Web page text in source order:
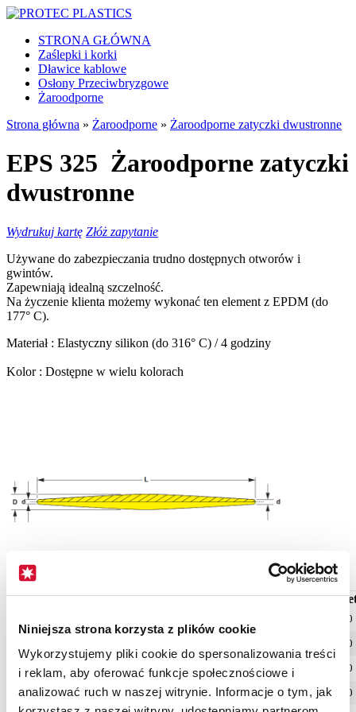
Niniejsza strona korzysta z plików cookie
Wykorzystujemy pliki cookie do spersonalizowania treści
i reklam, aby oferować funkcje społecznościowe i
analizować ruch w naszej witrynie. Informacje o tym, jak
STRONA GŁÓWNA
Zaślepki i korki
Dławice kablowe
Osłony Przeciwbryzgowe
Żaroodporne
Strona główna » Żaroodporne » Żaroodporne zatyczki dwustronne
EPS 325 Żaroodporne zatyczki
dwustronne
Wydrukuj kartę Złóż zapytanie
Używane do zabezpieczania trudno dostępnych otworów i
gwintów.
Zapewniają idealną szczelność.
Na życzenie klienta możemy wykonać ten element z EPDM (do
177° C).
Materiał : Elastyczny silikon (do 316° C) / 4 godziny
Kolor : Dostępne w wielu kolorach
d D L Shore A
1.000
1.000
0.58 3.17 50.80 75 1.000
0.79 2.11 49.02 75 1.000